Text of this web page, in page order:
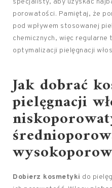
porowatości. Pamiętaj, że
pod wpływem stosowanej
chemicznych, więc
optymalizacji pielęgnacji
Jak dobrać
pielęgnacji
Dobierz kosmetyki do